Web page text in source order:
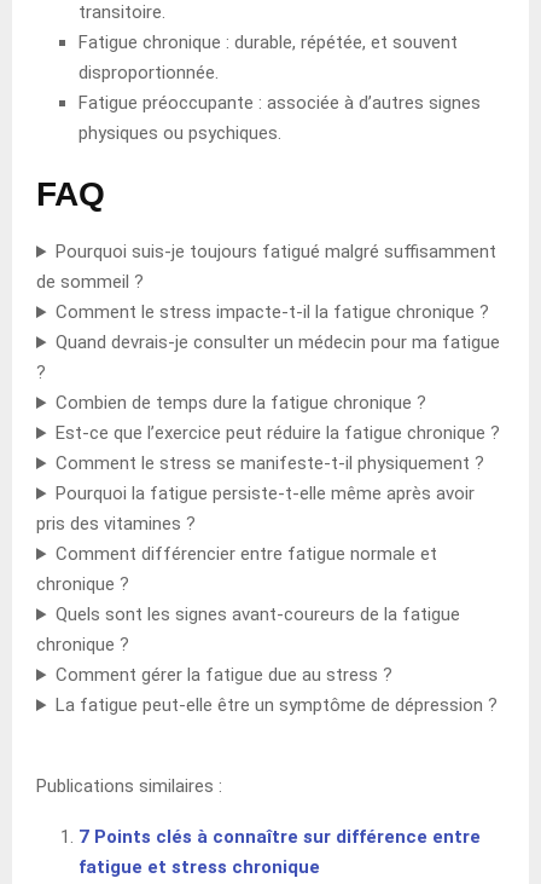
transitoire.
Fatigue chronique : durable, répétée, et souvent
disproportionnée.
Fatigue préoccupante : associée à d’autres signes
physiques ou psychiques.
FAQ
Pourquoi suis-je toujours fatigué malgré suffisamment
de sommeil ?
Comment le stress impacte-t-il la fatigue chronique ?
Quand devrais-je consulter un médecin pour ma fatigue
?
Combien de temps dure la fatigue chronique ?
Est-ce que l’exercice peut réduire la fatigue chronique ?
Comment le stress se manifeste-t-il physiquement ?
Pourquoi la fatigue persiste-t-elle même après avoir
pris des vitamines ?
Comment différencier entre fatigue normale et
chronique ?
Quels sont les signes avant-coureurs de la fatigue
chronique ?
Comment gérer la fatigue due au stress ?
La fatigue peut-elle être un symptôme de dépression ?
Publications similaires :
7 Points clés à connaître sur différence entre
fatigue et stress chronique